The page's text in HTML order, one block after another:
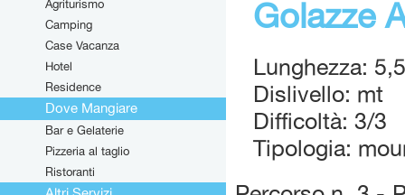
Agriturismo
Camping
Case Vacanza
Hotel
Residence
Dove Mangiare
Bar e Gelaterie
Pizzeria al taglio
Ristoranti
Golazze
Lunghezza:
Dislivello: mt
Difficoltà: 3/3
Tipologia: